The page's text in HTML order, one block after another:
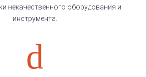
некачественного оборудования и
инструмента.
d